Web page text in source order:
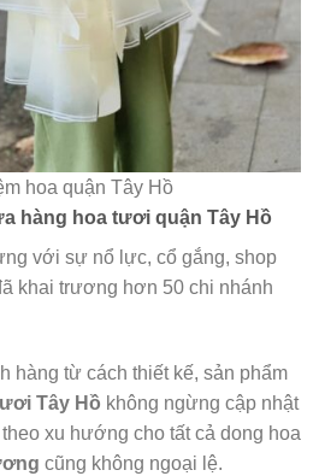
hoa quận Tây Hồ
hàng hoa tươi quận Tây Hồ
với sự nổ lực, cổ gắng, shop
khai trương hơn 50 chi nhánh
hàng từ cách thiết kế, sản phẩm
Tây Hồ không ngừng cập nhật
xu hướng cho tất cả dong hoa
cũng không ngoại lệ.